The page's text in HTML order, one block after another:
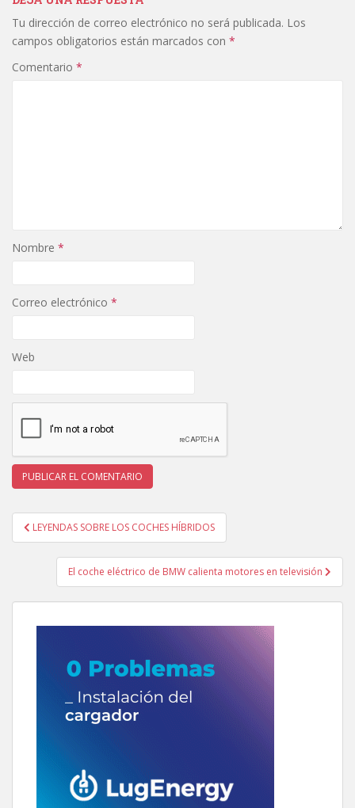
Tu dirección de correo electrónico no será publicada. Los
campos obligatorios están marcados con *
Comentario *
Nombre *
Correo electrónico *
Web
Navegación
de
entradas
LEYENDAS SOBRE LOS COCHES HÍBRIDOS
El coche eléctrico de BMW calienta motores en televisión